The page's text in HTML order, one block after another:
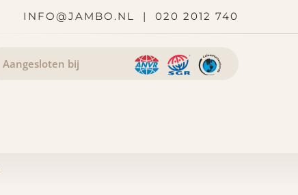
INFO@JAMBO.NL | 020 2012 740
Aangesloten bij